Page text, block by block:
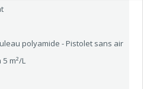
polyamide - Pistolet sans air
5 m²/L